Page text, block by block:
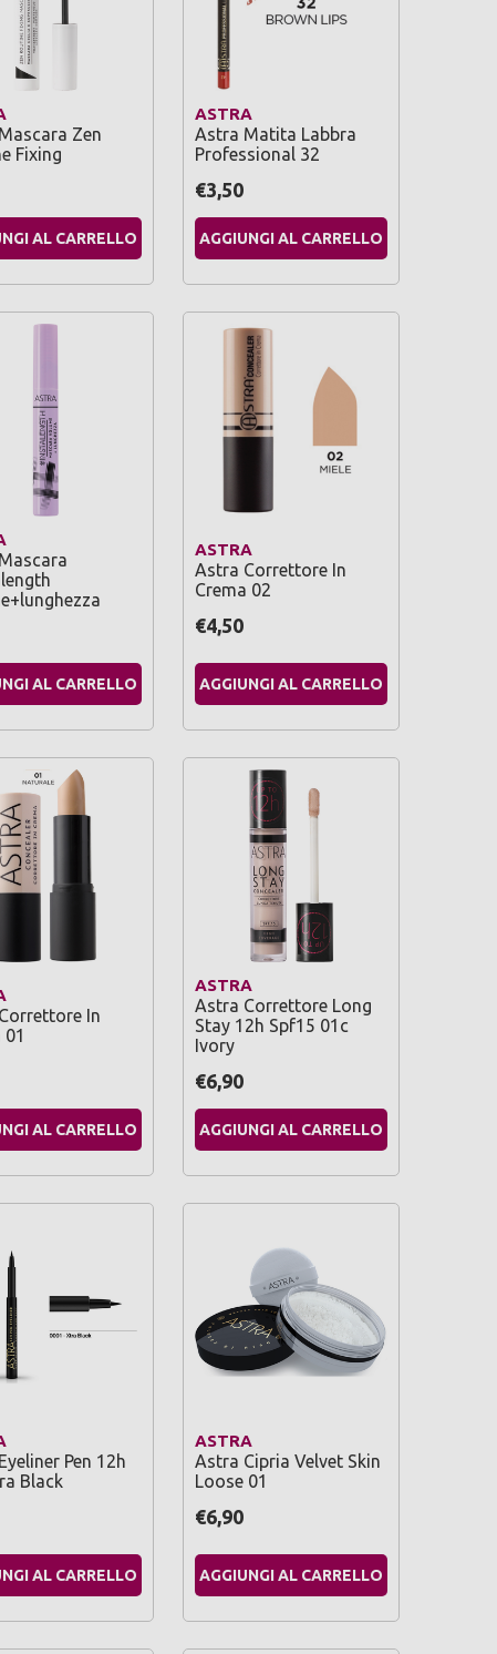
Zen
Fixing
AL CARRELLO
ASTRA
Astra Matita Labbra
Professional 32
€3,50
AGGIUNGI AL CARRELLO
AL CARRELLO
ASTRA
Astra Correttore In
Crema 02
€4,50
AGGIUNGI AL CARRELLO
In
01
AL CARRELLO
ASTRA
Astra Correttore Long
Stay 12h Spf15 01c
Ivory
€6,90
AGGIUNGI AL CARRELLO
Pen 12h
Black
AL CARRELLO
ASTRA
Astra Cipria Velvet Skin
Loose 01
€6,90
AGGIUNGI AL CARRELLO